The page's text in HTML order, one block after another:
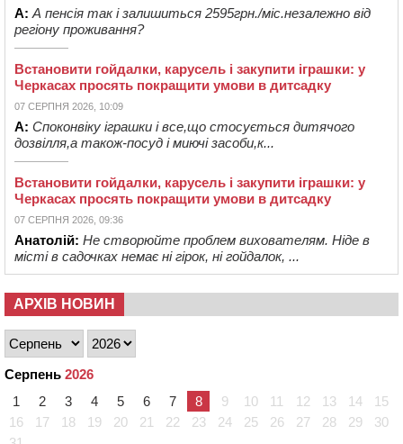
А: А пенсія так і залишиться 2595грн./міс.незалежно від
регіону проживання?
Встановити гойдалки, карусель і закупити іграшки: у
Черкасах просять покращити умови в дитсадку
07 СЕРПНЯ 2026, 10:09
А: Споконвіку іграшки і все,що стосується дитячого
дозвілля,а також-посуд і миючі засоби,к...
Встановити гойдалки, карусель і закупити іграшки: у
Черкасах просять покращити умови в дитсадку
07 СЕРПНЯ 2026, 09:36
Анатолій: Не створюйте проблем вихователям. Ніде в
місті в садочках немає ні гірок, ні гойдалок, ...
АРХІВ НОВИН
Серпень 2026
1
2 3 4 5 6 7 8 9 10 11 12 13 14
15
16
17 18 19 20 21 22 23 24 25 26 27 28 29
30